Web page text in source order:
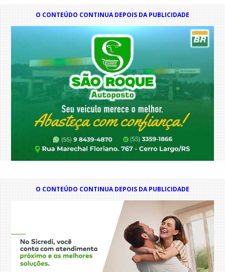
O CONTEÚDO CONTINUA DEPOIS DA PUBLICIDADE
O CONTEÚDO CONTINUA DEPOIS DA PUBLICIDADE